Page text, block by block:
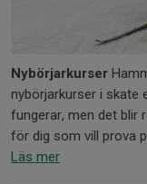
Nybörjarkurser
nybörjarkurser i skate
fungerar, men det blir
för dig som vill prova
Läs mer